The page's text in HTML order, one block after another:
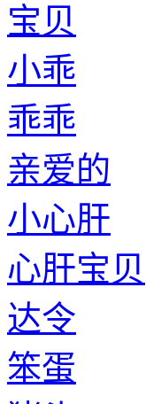
宝贝
小乖
乖乖
亲爱的
小心肝
心肝宝贝
达令
笨蛋